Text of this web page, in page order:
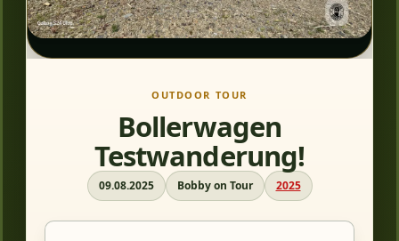
OUTDOOR TOUR
Bollerwagen
Testwanderung!
09.08.2025 Bobby on Tour 2025